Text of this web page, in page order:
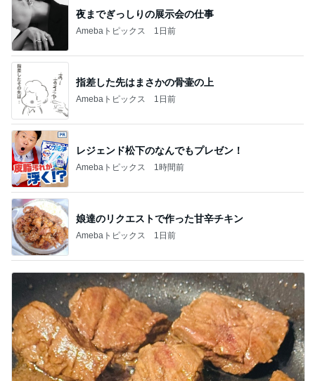
夜までぎっしりの展示会の仕事
Amebaトピックス 1日前
指差した先はまさかの骨壷の上
Amebaトピックス 1日前
レジェンド松下のなんでもプレゼン！
Amebaトピックス 1時間前
娘達のリクエストで作った甘辛チキン
Amebaトピックス 1日前